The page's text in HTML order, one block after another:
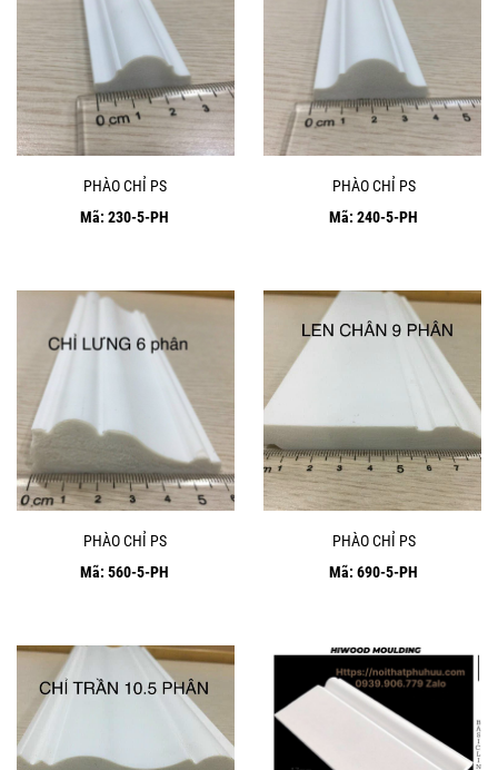
PHÀO CHỈ PS
Mã: 230-5-PH
PHÀO CHỈ PS
Mã: 240-5-PH
PHÀO CHỈ PS
Mã: 560-5-PH
PHÀO CHỈ PS
Mã: 690-5-PH